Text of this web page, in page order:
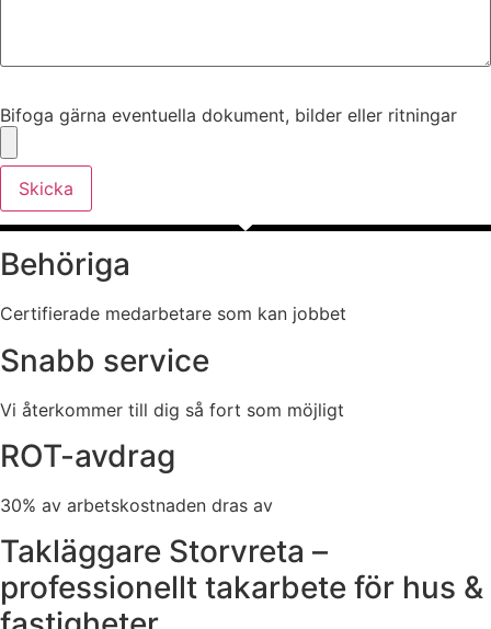
Bifoga gärna eventuella dokument, bilder eller ritningar
Skicka
Behöriga
Certifierade medarbetare som kan jobbet
Snabb service
Vi återkommer till dig så fort som möjligt
ROT-avdrag
30% av arbetskostnaden dras av
Takläggare Storvreta –
professionellt takarbete för hus &